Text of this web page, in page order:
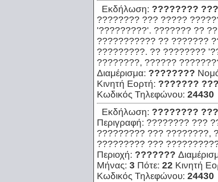
Εκδήλωση: ????????
???????? ??? ?????
'?????????'. ??????? ??
??????????? ?? ???????
?????????. ?? ????????
????????, ??????
Διαμέρισμα: ????????
Κινητή Εορτή: ???????
Κωδικός Τηλεφώνου: 24430
Εκδήλωση: ????????
Περιγραφή: ???????? ???
????????? ??? ????????,
????????? ???
Περιοχή: ???????
Μήνας: 3 Πότε: 22 Κινητή
Κωδικός Τηλεφώνου: 24430